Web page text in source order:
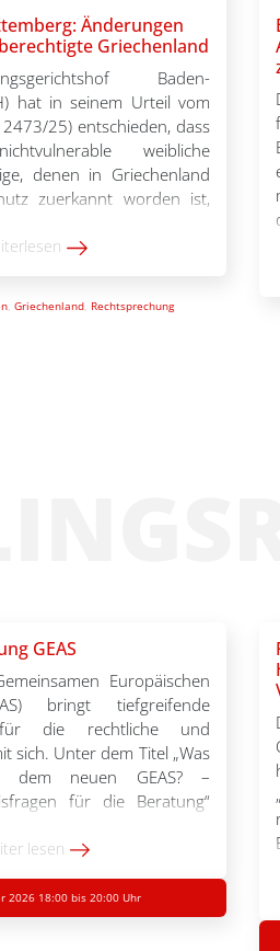
Änderungen
Griechenland
Baden-
hat in seinem Urteil vom
25) entschieden, dass
weibliche
denen in Griechenland
zuerkannt worden ist,
Not geraten.
zuerkannt worden ist,
, Griechenland, Rechtsprechung
GEAS
Europäischen
bringt tiefgreifende
für die rechtliche und
sich. Unter dem Titel „Was
neuen GEAS? –
für die Beratung“
Online-Fortbildung am
von 18:00 bis 20:00
mit […]
lesen
2026 18:00 bis 20:00 Uhr